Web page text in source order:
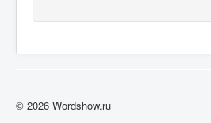
© 2026 Wordshow.ru